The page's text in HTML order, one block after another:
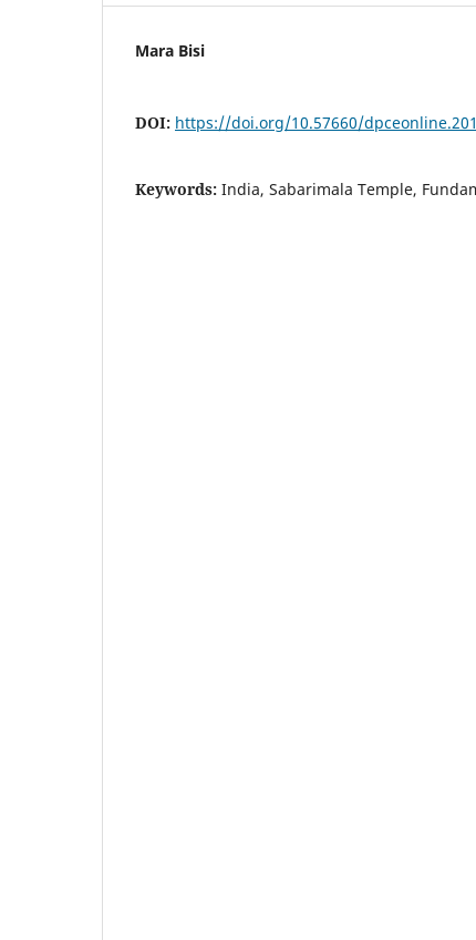
Mara Bisi
DOI: https://doi.org/10.57660/
Keywords: India, Sabarimala Temple,